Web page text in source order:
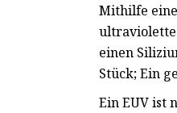
Mithilfe
einen
Stück; Ein
Ein EUV ist